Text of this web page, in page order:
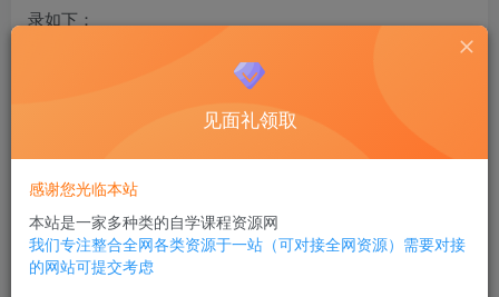
录如下：
见面礼领取
感谢您光临本站
本站是一家多种类的自学课程资源网
我们专注整合全网各类资源于一站（可对接全网资源）需要对接
的网站可提交考虑